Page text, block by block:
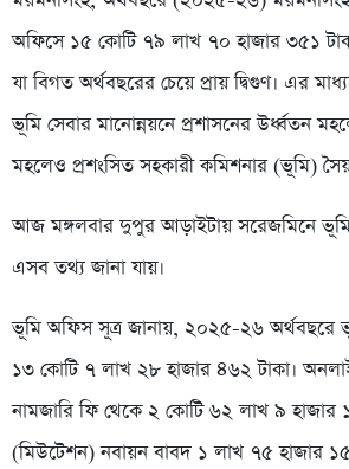
অফিসে ১৫ কোটি ৭৯ লাখ ৭০ হাজার ৩৫১
যা বিগত অর্থবছরের চেয়ে প্রায় দ্বিগুণ। এর
ভূমি সেবার মানোন্নয়নে প্রশাসনের উর্ধ্বতন
মহলেও প্রশংসিত সহকারী কমিশনার (ভূমি)
আজ মঙ্গলবার দুপুর আড়াইটায় সরেজমিনে ভূমি
এসব তথ্য জানা যায়।
ভূমি অফিস সূত্র জানায়, ২০২৫-২৬ অর্থবছরে
১৩ কোটি ৭ লাখ ২৮ হাজার ৪৬২ টাকা।
নামজারি ফি থেকে ২ কোটি ৬২ লাখ ৯ হাজার
(মিউটেশন) নবায়ন বাবদ ১ লাখ ৭৫ হাজার